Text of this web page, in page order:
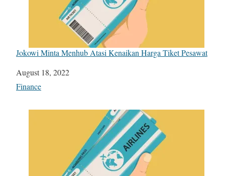
Jokowi Minta Menhub Atasi Kenaikan Harga Tiket Pesawat
Date
August 18, 2022
In relation to
Finance